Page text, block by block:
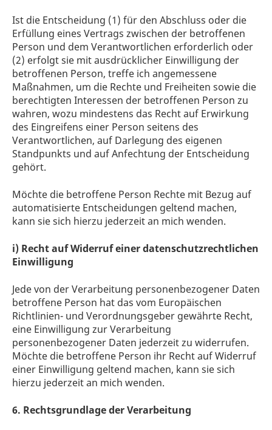
Ist die Entscheidung (1) für den Abschluss oder die
Erfüllung eines Vertrags zwischen der betroffenen
Person und dem Verantwortlichen erforderlich oder
(2) erfolgt sie mit ausdrücklicher Einwilligung der
betroffenen Person, treffe ich angemessene
Maßnahmen, um die Rechte und Freiheiten sowie die
berechtigten Interessen der betroffenen Person zu
wahren, wozu mindestens das Recht auf Erwirkung
des Eingreifens einer Person seitens des
Verantwortlichen, auf Darlegung des eigenen
Standpunkts und auf Anfechtung der Entscheidung
gehört.
Möchte die betroffene Person Rechte mit Bezug auf
automatisierte Entscheidungen geltend machen,
kann sie sich hierzu jederzeit an mich wenden.
i) Recht auf Widerruf einer datenschutzrechtlichen
Einwilligung
Jede von der Verarbeitung personenbezogener Daten
betroffene Person hat das vom Europäischen
Richtlinien- und Verordnungsgeber gewährte Recht,
eine Einwilligung zur Verarbeitung
personenbezogener Daten jederzeit zu widerrufen.
Möchte die betroffene Person ihr Recht auf Widerruf
einer Einwilligung geltend machen, kann sie sich
hierzu jederzeit an mich wenden.
6. Rechtsgrundlage der Verarbeitung